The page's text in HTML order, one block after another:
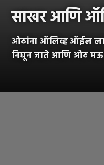
साखर आणि
ओठांना ऑलिव्ह ऑईल
निघून जाते आणि ओठ मऊ